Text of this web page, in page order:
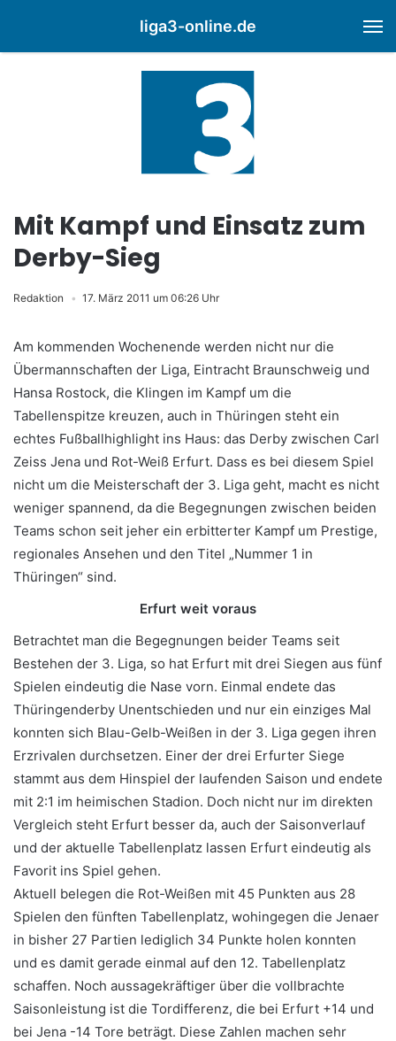
liga3-online.de
Mit Kampf und Einsatz zum
Derby-Sieg
Redaktion 17. März 2011 um 06:26 Uhr
Am kommenden Wochenende werden nicht nur die
Übermannschaften der Liga, Eintracht Braunschweig und
Hansa Rostock, die Klingen im Kampf um die
Tabellenspitze kreuzen, auch in Thüringen steht ein
echtes Fußballhighlight ins Haus: das Derby zwischen Carl
Zeiss Jena und Rot-Weiß Erfurt. Dass es bei diesem Spiel
nicht um die Meisterschaft der 3. Liga geht, macht es nicht
weniger spannend, da die Begegnungen zwischen beiden
Teams schon seit jeher ein erbitterter Kampf um Prestige,
regionales Ansehen und den Titel „Nummer 1 in
Thüringen“ sind.
Erfurt weit voraus
Betrachtet man die Begegnungen beider Teams seit
Bestehen der 3. Liga, so hat Erfurt mit drei Siegen aus fünf
Spielen eindeutig die Nase vorn. Einmal endete das
Thüringenderby Unentschieden und nur ein einziges Mal
konnten sich Blau-Gelb-Weißen in der 3. Liga gegen ihren
Erzrivalen durchsetzen. Einer der drei Erfurter Siege
stammt aus dem Hinspiel der laufenden Saison und endete
mit 2:1 im heimischen Stadion. Doch nicht nur im direkten
Vergleich steht Erfurt besser da, auch der Saisonverlauf
und der aktuelle Tabellenplatz lassen Erfurt eindeutig als
Favorit ins Spiel gehen.
Aktuell belegen die Rot-Weißen mit 45 Punkten aus 28
Spielen den fünften Tabellenplatz, wohingegen die Jenaer
in bisher 27 Partien lediglich 34 Punkte holen konnten
und es damit gerade einmal auf den 12. Tabellenplatz
schaffen. Noch aussagekräftiger über die vollbrachte
Saisonleistung ist die Tordifferenz, die bei Erfurt +14 und
bei Jena -14 Tore beträgt. Diese Zahlen machen sehr